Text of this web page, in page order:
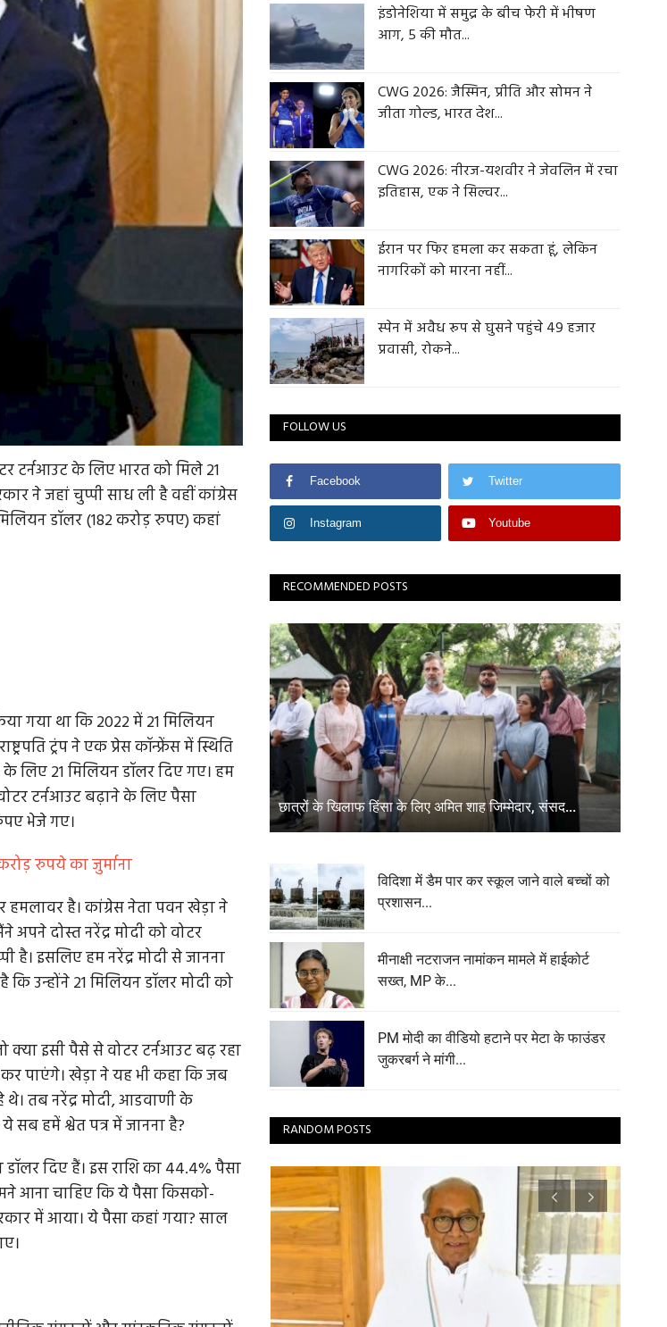
टर्नआउट के लिए भारत को मिले 21
ने जहां चुप्पी साध ली है वहीं कांग्रेस
डॉलर (182 करोड़ रुपए) कहां
गया था कि 2022 में 21 मिलियन
ट्रंप ने एक प्रेस कॉन्फ्रेंस में स्थिति
के लिए 21 मिलियन डॉलर दिए गए। हम
टर्नआउट बढ़ाने के लिए पैसा
भेजे गए।
रुपये का जुर्माना
है। कांग्रेस नेता पवन खेड़ा ने
अपने दोस्त नरेंद्र मोदी को वोटर
इसलिए हम नरेंद्र मोदी से जानना
उन्होंने 21 मिलियन डॉलर मोदी को
इसी पैसे से वोटर टर्नआउट बढ़ रहा
पाएंगे। खेड़ा ने यह भी कहा कि जब
थे। तब नरेंद्र मोदी, आडवाणी के
हमें श्वेत पत्र में जानना है?
दिए हैं। इस राशि का 44.4% पैसा
आना चाहिए कि ये पैसा किसको-
में आया। ये पैसा कहां गया? साल
इंडोनेशिया में समुद्र के बीच फेरी में भीषण
आग, 5 की मौत...
CWG 2026: जैस्मिन, प्रीति और सोमन ने
जीता गोल्ड, भारत देश...
CWG 2026: नीरज-यशवीर ने जेवलिन में रचा
इतिहास, एक ने सिल्वर...
ईरान पर फिर हमला कर सकता हूं, लेकिन
नागरिकों को मारना नहीं...
स्पेन में अवैध रूप से घुसने पहुंचे 49 हजार
प्रवासी, रोकने...
FOLLOW US
Facebook Twitter
Instagram Youtube
RECOMMENDED POSTS
छात्रों के खिलाफ हिंसा के लिए अमित शाह जिम्मेदार, संसद...
विदिशा में डैम पार कर स्कूल जाने वाले बच्चों को
प्रशासन...
मीनाक्षी नटराजन नामांकन मामले में हाईकोर्ट
सख्त, MP के...
PM मोदी का वीडियो हटाने पर मेटा के फाउंडर
जुकरबर्ग ने मांगी...
RANDOM POSTS